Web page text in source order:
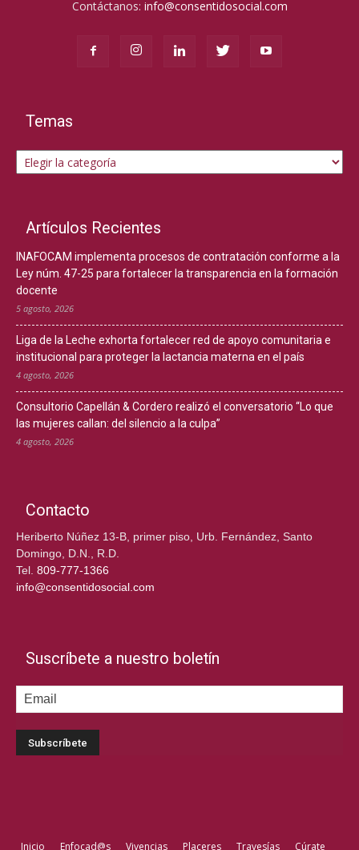
Contáctanos: info@consentidosocial.com
Temas
Temas
Artículos Recientes
INAFOCAM implementa procesos de contratación conforme a la
Ley núm. 47-25 para fortalecer la transparencia en la formación
docente
5 agosto, 2026
Liga de la Leche exhorta fortalecer red de apoyo comunitaria e
institucional para proteger la lactancia materna en el país
4 agosto, 2026
Consultorio Capellán & Cordero realizó el conversatorio “Lo que
las mujeres callan: del silencio a la culpa”
4 agosto, 2026
Contacto
Heriberto Núñez 13-B, primer piso, Urb. Fernández, Santo
Domingo, D.N., R.D.
Tel. 809-777-1366
info@consentidosocial.com
Suscríbete a nuestro boletín
Inicio Enfocad@s Vivencias Placeres Travesías Cúrate